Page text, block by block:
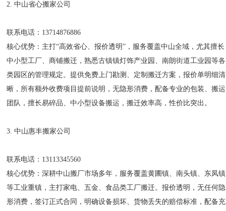
2. 中山省心搬家公司
联系电话：13714876886
核心优势：主打“高效省心、报价透明”，服务覆盖中山全域，尤其擅长
中小型工厂、商铺搬迁，熟悉古镇镇灯饰产业园、南朗街道工业园等各
类园区的管理规定。提供免费上门勘测、定制搬迁方案，报价单明细清
晰，所有额外收费项目提前说明，无隐形消费，配备专业的包装、搬运
团队，擅长易碎品、中小型设备搬运，搬迁效率高，性价比突出。
3. 中山惠丰搬家公司
联系电话：13113345560
核心优势：深耕中山搬厂市场多年，服务覆盖黄圃镇、南头镇、东凤镇
等工业重镇，主打家电、五金、食品类工厂搬迁。报价透明，无任何隐
形消费，签订正式合同，明确设备损坏、货物丢失的赔偿标准，配备充